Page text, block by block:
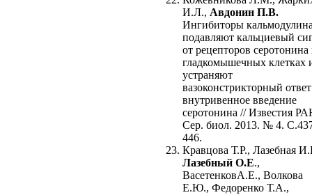
И.Л., Авдонин П.В.
Ингибиторы
подавляют кальциевый
от рецепторов серотонина
гладкомышечных клетках
устраняют
вазоконстрикторный
внутривенное введение
серотонина // Известия
Сер. биол. 2013. № 4.
446.
Кравцова Т.Р., Лазебная
Лазебный О.Е.,
ВасетенковА.Е., Волкова
Е.Ю., Федоренко Т.А.,